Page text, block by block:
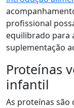
profissional
equilibrado para
suplementação
Proteínas
infantil
As proteínas